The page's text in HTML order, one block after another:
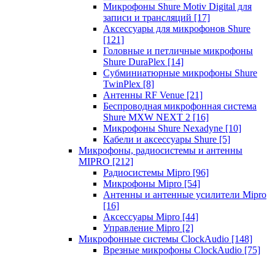
Микрофоны Shure Motiv Digital для
записи и трансляций [17]
Аксессуары для микрофонов Shure
[121]
Головные и петличные микрофоны
Shure DuraPlex [14]
Субминиатюрные микрофоны Shure
TwinPlex [8]
Антенны RF Venue [21]
Беспроводная микрофонная система
Shure MXW NEXT 2 [16]
Микрофоны Shure Nexadyne [10]
Кабели и аксессуары Shure [5]
Микрофоны, радиосистемы и антенны
MIPRO [212]
Радиосистемы Mipro [96]
Микрофоны Mipro [54]
Антенны и антенные усилители Mipro
[16]
Аксессуары Mipro [44]
Управление Mipro [2]
Микрофонные системы ClockAudio [148]
Врезные микрофоны ClockAudio [75]